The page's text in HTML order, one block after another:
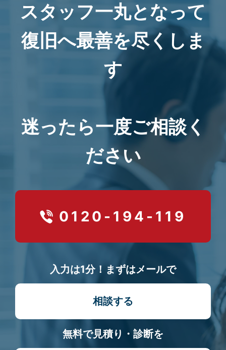
スタッフ一丸となって
復旧へ最善を尽くしま
す
迷ったら一度ご相談く
ださい
0120-194-119
入力は1分！まずはメールで
相談する
無料で見積り・診断を